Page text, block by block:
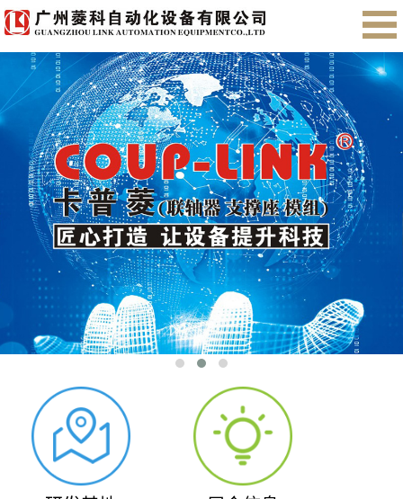
首页 关于我们 产品展示 售后服务
会员注册
English